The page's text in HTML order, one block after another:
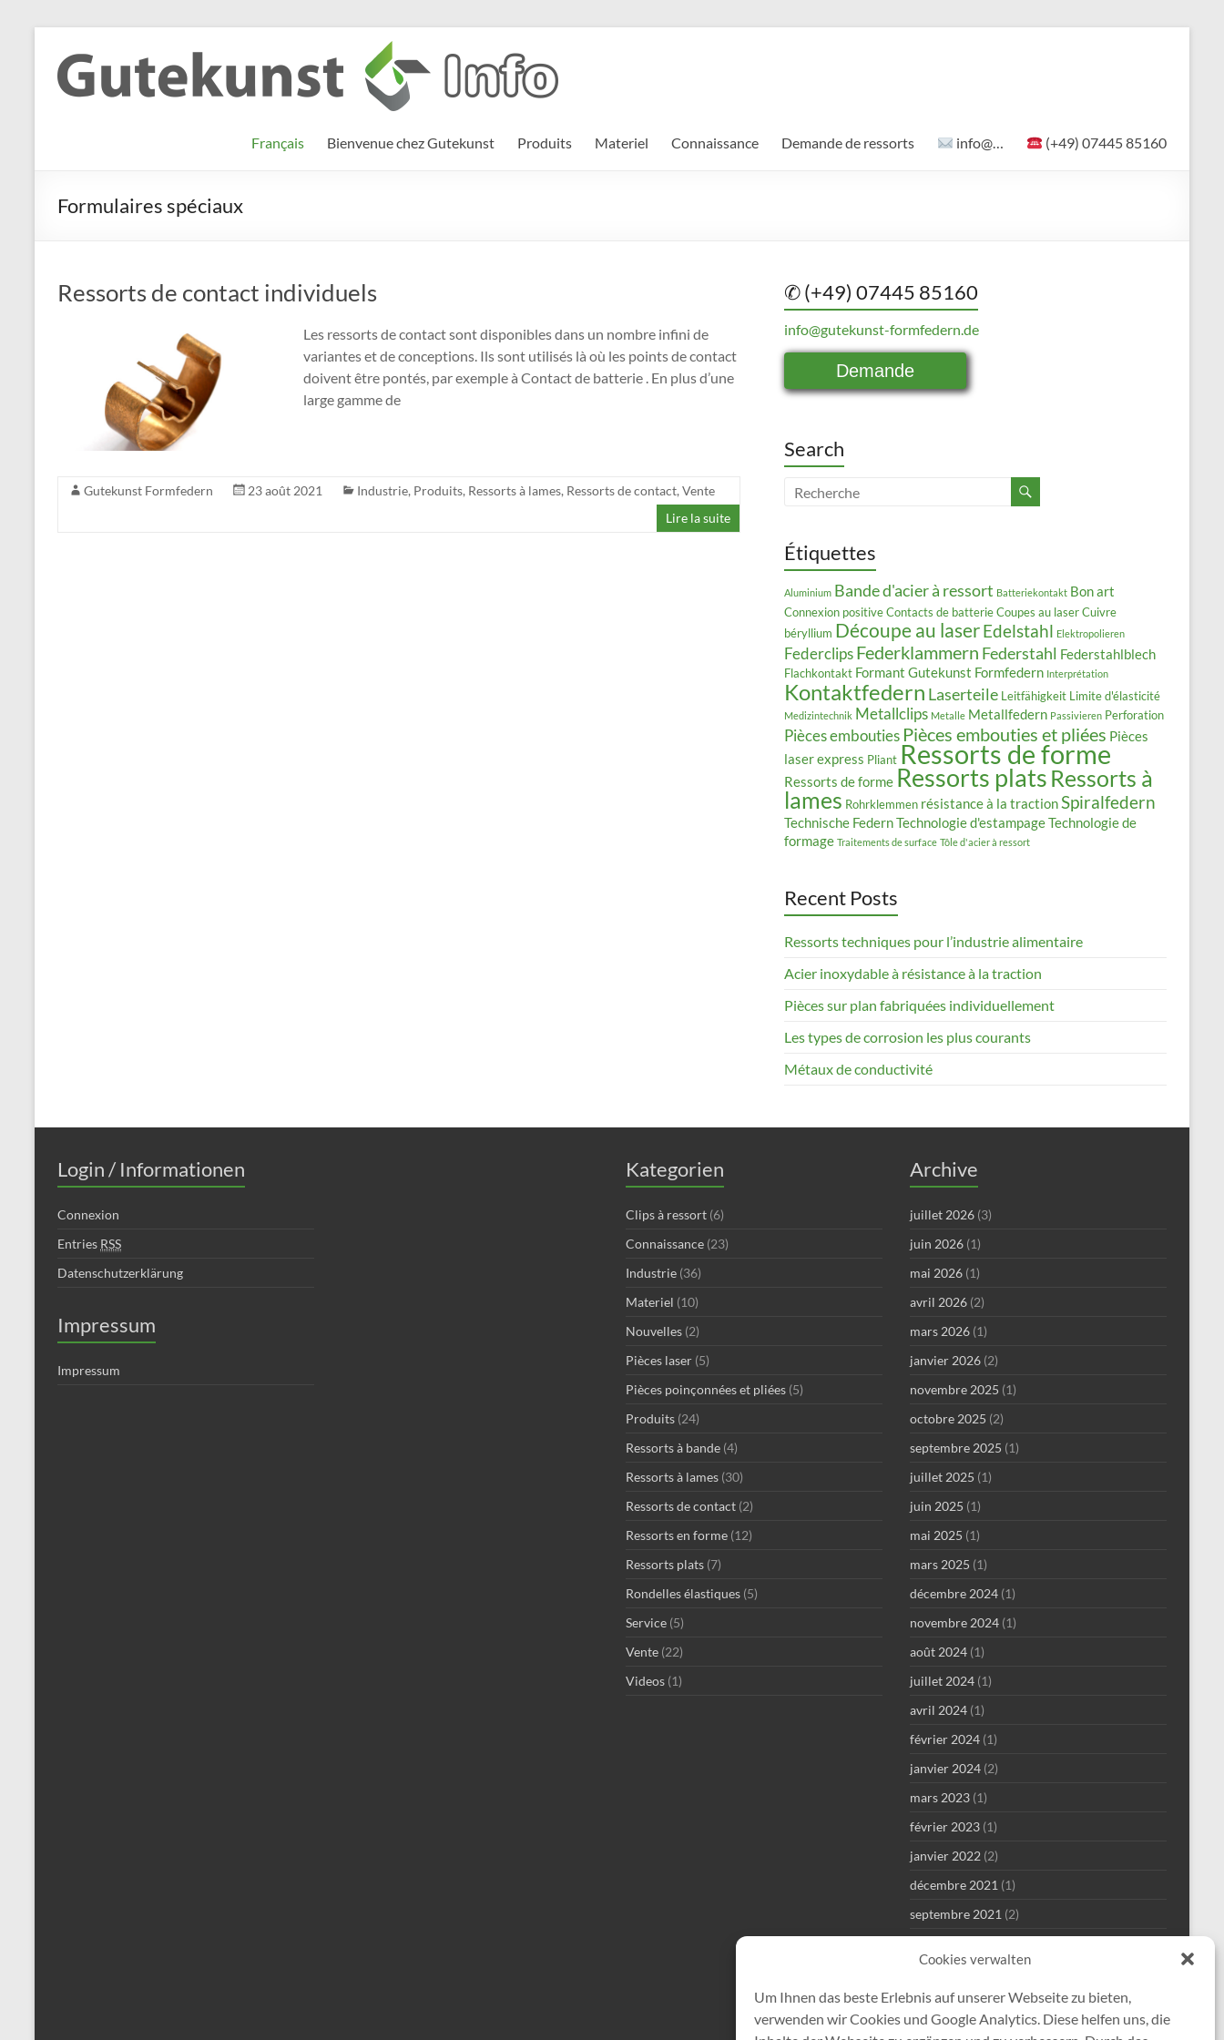
Cookies verwalten
Um Ihnen das beste Erlebnis auf unserer Webseite zu bieten,
verwenden wir Cookies und Google Analytics. Diese helfen uns, die
contenu
Gutekunst
Formfedern
Informationen
und
Wissenswertes
Français Bienvenue chez Gutekunst Produits Materiel Connaissance Demande de ressorts info@… (+49) 07445 85160
Formulaires spéciaux
Ressorts de contact individuels
Les ressorts de contact sont disponibles dans un nombre infini de
variantes et de conceptions. Ils sont utilisés là où les points de contact
doivent être pontés, par exemple à Contact de batterie . En plus d’une
large gamme de
Gutekunst Formfedern 23 août 2021 Industrie, Produits, Ressorts à lames, Ressorts de contact, Vente
Lire la suite
✆ (+49) 07445 85160
info@gutekunst-formfedern.de
Demande
Search
Étiquettes
Aluminium Bande d'acier à ressort Batteriekontakt Bon art
Connexion positiveContacts de batterieCoupes au laserCuivre
béryllium Découpe au laserEdelstahl Elektropolieren
FederclipsFederklammern Federstahl Federstahlblech
Flachkontakt Formant Gutekunst Formfedern Interprétation
Kontaktfedern Laserteile Leitfähigkeit Limite d'élasticité
Medizintechnik Metallclips Metalle Metallfedern Passivieren Perforation
Pièces embouties Pièces embouties et pliées Pièces
laser express Pliant Ressorts de forme
Ressorts de forme Ressorts plats Ressorts à
lames Rohrklemmen résistance à la tractionSpiralfedern
Technische FedernTechnologie d'estampageTechnologie de
formage Traitements de surface Tôle d'acier à ressort
Recent Posts
Ressorts techniques pour l’industrie alimentaire
Acier inoxydable à résistance à la traction
Pièces sur plan fabriquées individuellement
Les types de corrosion les plus courants
Métaux de conductivité
Login / Informationen
Connexion
Entries RSS
Datenschutzerklärung
Impressum
Impressum
Kategorien
Clips à ressort (6)
Connaissance (23)
Industrie (36)
Materiel (10)
Nouvelles (2)
Pièces laser (5)
Pièces poinçonnées et pliées (5)
Produits (24)
Ressorts à bande (4)
Ressorts à lames (30)
Ressorts de contact (2)
Ressorts en forme (12)
Ressorts plats (7)
Rondelles élastiques (5)
Service (5)
Vente (22)
Videos (1)
Archive
juillet 2026 (3)
juin 2026 (1)
mai 2026 (1)
avril 2026 (2)
mars 2026 (1)
janvier 2026 (2)
novembre 2025 (1)
octobre 2025 (2)
septembre 2025 (1)
juillet 2025 (1)
juin 2025 (1)
mai 2025 (1)
mars 2025 (1)
décembre 2024 (1)
novembre 2024 (1)
août 2024 (1)
juillet 2024 (1)
avril 2024 (1)
février 2024 (1)
janvier 2024 (2)
mars 2023 (1)
février 2023 (1)
janvier 2022 (2)
décembre 2021 (1)
septembre 2021 (2)
mai 2021(7)
avril 2021